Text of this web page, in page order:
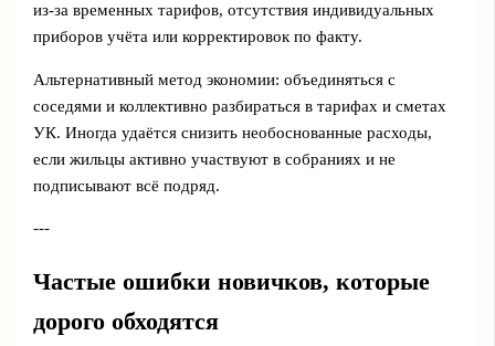
из‑за временных тарифов, отсутствия индивидуальных
приборов учёта или корректировок по факту.
Альтернативный метод экономии: объединяться с
соседями и коллективно разбираться в тарифах и сметах
УК. Иногда удаётся снизить необоснованные расходы,
если жильцы активно участвуют в собраниях и не
подписывают всё подряд.
---
Частые ошибки новичков, которые
дорого обходятся